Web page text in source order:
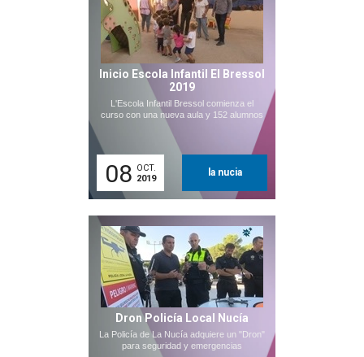
Inicio Escola Infantil El Bressol
2019
L'Escola Infantil Bressol comienza el
curso con una nueva aula y 152 alumnos
08 OCT.
2019
la nucia
Dron Policía Local Nucía
La Policía de La Nucía adquiere un "Dron"
para seguridad y emergencias